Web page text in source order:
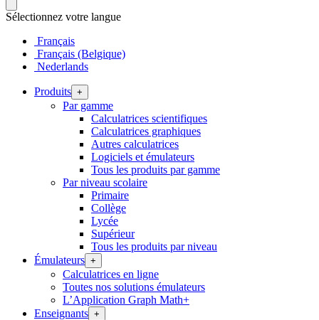
Sélectionnez votre langue
Français
Français (Belgique)
Nederlands
Produits +
Par gamme
Calculatrices scientifiques
Calculatrices graphiques
Autres calculatrices
Logiciels et émulateurs
Tous les produits par gamme
Par niveau scolaire
Primaire
Collège
Lycée
Supérieur
Tous les produits par niveau
Émulateurs +
Calculatrices en ligne
Toutes nos solutions émulateurs
L’Application Graph Math+
Enseignants +